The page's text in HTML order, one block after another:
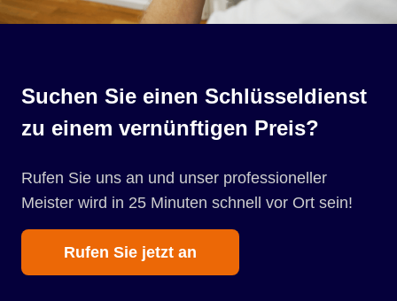
Suchen Sie einen Schlüsseldienst
zu einem vernünftigen Preis?
Rufen Sie uns an und unser professioneller
Meister wird in 25 Minuten schnell vor Ort sein!
Rufen Sie jetzt an